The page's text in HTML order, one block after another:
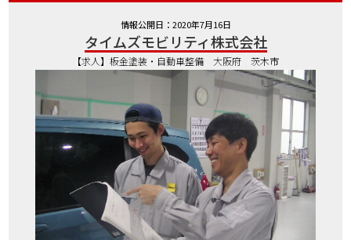
情報公開日：2020年7月16日
タイムズモビリティ株式会社
【求人】板金塗装・自動車整備 大阪府 茨木市